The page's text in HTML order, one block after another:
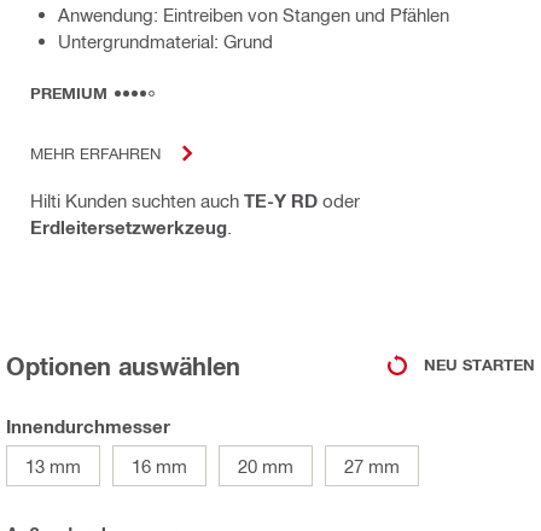
Anwendung: Eintreiben von Stangen und Pfählen
Untergrundmaterial: Grund
PREMIUM
MEHR ERFAHREN
Hilti Kunden suchten auch TE-Y RD oder
Erdleitersetzwerkzeug
Optionen auswählen NEU STARTEN
Innendurchmesser
13 mm
16 mm 20 mm 27 mm